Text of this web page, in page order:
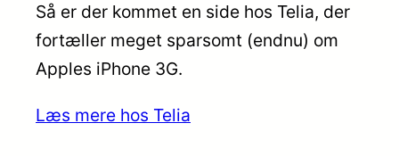
Så er der kommet en side hos Telia, der
fortæller meget sparsomt (endnu) om
Apples iPhone 3G.
Læs mere hos Telia